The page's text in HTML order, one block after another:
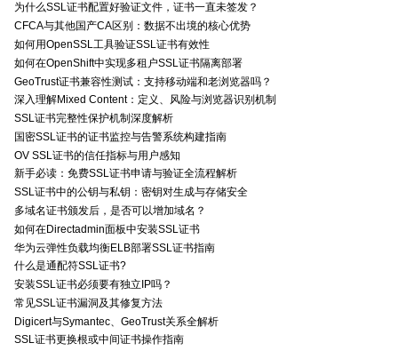
为什么SSL证书配置好验证文件，证书一直未签发？
CFCA与其他国产CA区别：数据不出境的核心优势
如何用OpenSSL工具验证SSL证书有效性
如何在OpenShift中实现多租户SSL证书隔离部署
GeoTrust证书兼容性测试：支持移动端和老浏览器吗？
深入理解Mixed Content：定义、风险与浏览器识别机制
SSL证书完整性保护机制深度解析
国密SSL证书的证书监控与告警系统构建指南
OV SSL证书的信任指标与用户感知
新手必读：免费SSL证书申请与验证全流程解析
SSL证书中的公钥与私钥：密钥对生成与存储安全
多域名证书颁发后，是否可以增加域名？
如何在Directadmin面板中安装SSL证书
华为云弹性负载均衡ELB部署SSL证书指南
什么是通配符SSL证书?
安装SSL证书必须要有独立IP吗？
常见SSL证书漏洞及其修复方法
Digicert与Symantec、GeoTrust关系全解析
SSL证书更换根或中间证书操作指南